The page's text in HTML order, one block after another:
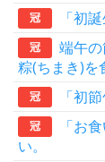
冠 「初
冠
端午
粽(ちまき)を
冠 「初
冠
「お
い。